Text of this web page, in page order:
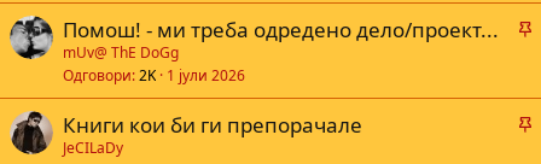
н
аВ
н
а
Помош! - ми треба одредено дело/проект...
mUv@ ThE DoGg
Одговори 2K 1 јули 2026
В
Книги кои би ги препорачале
JeCILaDy